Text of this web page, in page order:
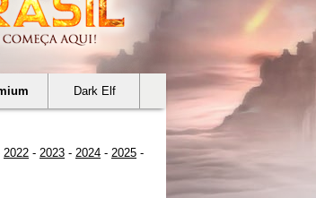
Dark Elf
2022 - 2023 - 2024 - 2025 -